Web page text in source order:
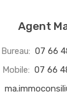
Agent
Bureau: 07 66
Mobile: 07 66